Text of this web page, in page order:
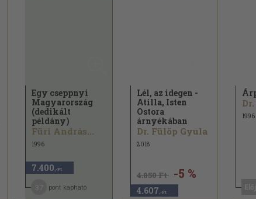
Egy cseppnyi
Magyarország
(dedikált
példány)
Füri András...
1996
7.400 ,-Ft
pont kapható
Lél, az idegen -
Atilla, Isten
Ostora
árnyékában
Dr. Fülöp Gyula
2018
4.850 Ft -5 %
4.607 ,-Ft
1996